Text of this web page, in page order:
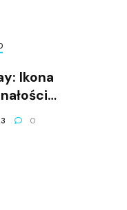
Ikona
0